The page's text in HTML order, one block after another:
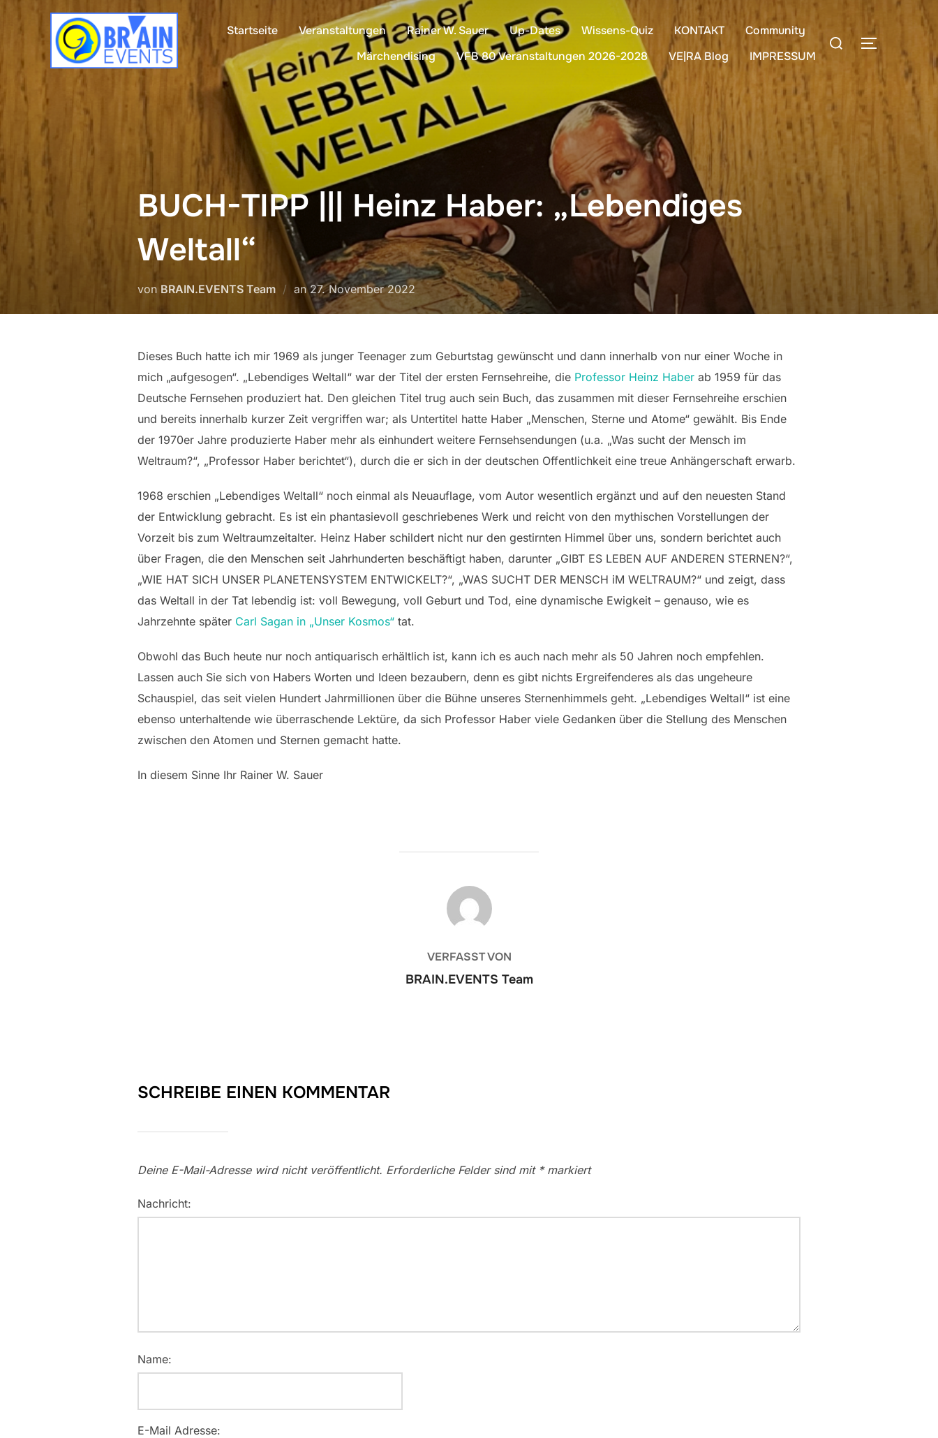
springen
Startseite Veranstaltungen Rainer W. Sauer Up-Dates Wissens-Quiz KONTAKT
Community
Märchendising
VFB 80 Veranstaltungen 2026-2028 VE|RA Blog IMPRESSUM
Suchen
nach:
BUCH-TIPP ||| Heinz Haber: „Lebendiges
Weltall“
von BRAIN.EVENTS Team anVeröffentlicht
am
27. November 2022
Dieses Buch hatte ich mir 1969 als junger Teenager zum Geburtstag gewünscht und dann innerhalb von nur einer Woche in
mich „aufgesogen“. „Lebendiges Weltall“ war der Titel der ersten Fernsehreihe, die Professor Heinz Haber ab 1959 für das
Deutsche Fernsehen produziert hat. Den gleichen Titel trug auch sein Buch, das zusammen mit dieser Fernsehreihe erschien
und bereits innerhalb kurzer Zeit vergriffen war; als Untertitel hatte Haber „Menschen, Sterne und Atome“ gewählt. Bis Ende
der 1970er Jahre produzierte Haber mehr als einhundert weitere Fernsehsendungen (u.a. „Was sucht der Mensch im
Weltraum?“, „Professor Haber berichtet“), durch die er sich in der deutschen Offentlichkeit eine treue Anhängerschaft erwarb.
1968 erschien „Lebendiges Weltall“ noch einmal als Neuauflage, vom Autor wesentlich ergänzt und auf den neuesten Stand
der Entwicklung gebracht. Es ist ein phantasievoll geschriebenes Werk und reicht von den mythischen Vorstellungen der
Vorzeit bis zum Weltraumzeitalter. Heinz Haber schildert nicht nur den gestirnten Himmel über uns, sondern berichtet auch
über Fragen, die den Menschen seit Jahrhunderten beschäftigt haben, darunter „GIBT ES LEBEN AUF ANDEREN STERNEN?“,
„WIE HAT SICH UNSER PLANETENSYSTEM ENTWICKELT?“, „WAS SUCHT DER MENSCH iM WELTRAUM?“ und zeigt, dass
das Weltall in der Tat lebendig ist: voll Bewegung, voll Geburt und Tod, eine dynamische Ewigkeit – genauso, wie es
Jahrzehnte später Carl Sagan in „Unser Kosmos“ tat.
Obwohl das Buch heute nur noch antiquarisch erhältlich ist, kann ich es auch nach mehr als 50 Jahren noch empfehlen.
Lassen auch Sie sich von Habers Worten und Ideen bezaubern, denn es gibt nichts Ergreifenderes als das ungeheure
Schauspiel, das seit vielen Hundert Jahrmillionen über die Bühne unseres Sternenhimmels geht. „Lebendiges Weltall“ ist eine
ebenso unterhaltende wie überraschende Lektüre, da sich Professor Haber viele Gedanken über die Stellung des Menschen
zwischen den Atomen und Sternen gemacht hatte.
In diesem Sinne Ihr Rainer W. Sauer
BEITRAGSAUTOR
VERFASST VON
BRAIN.EVENTS Team
SCHREIBE EINEN KOMMENTAR
Deine E-Mail-Adresse wird nicht veröffentlicht. Erforderliche Felder sind mit *markiert
Nachricht:
Name:
E-Mail Adresse: